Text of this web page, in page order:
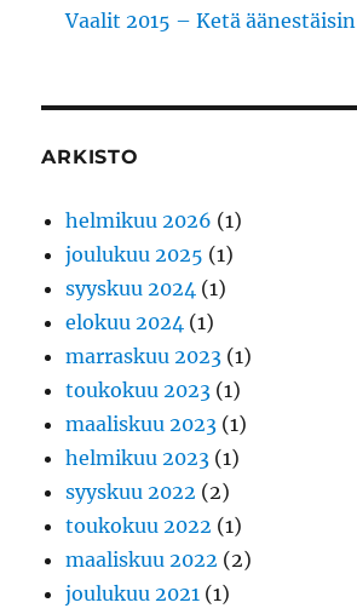
Vaalit 2015 – Ketä äänestäisin
ARKISTO
helmikuu 2026 (1)
joulukuu 2025 (1)
syyskuu 2024 (1)
elokuu 2024 (1)
marraskuu 2023 (1)
toukokuu 2023 (1)
maaliskuu 2023 (1)
helmikuu 2023 (1)
syyskuu 2022 (2)
toukokuu 2022 (1)
maaliskuu 2022 (2)
joulukuu 2021 (1)